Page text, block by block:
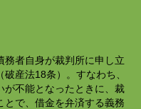
務者自身が裁判所に申し立
産法18条）。すなわち、
が不能となったときに、裁
とで、借金を弁済する義務